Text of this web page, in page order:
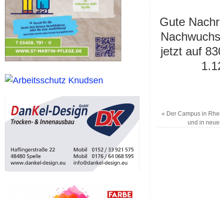
Gute
jetzt auf
« Der Campus in
und in